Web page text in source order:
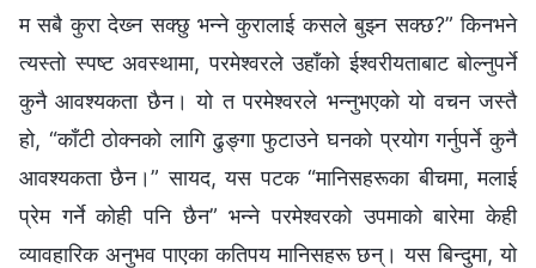
म सबै कुरा देख्‍न सक्छु भन्‍ने कुरालाई कसले बुझ्‍न सक्छ?” किनभने
त्यस्तो स्पष्ट अवस्थामा, परमेश्‍वरले उहाँको ईश्‍वरीयताबाट बोल्‍नुपर्ने
कुनै आवश्यकता छैन। यो त परमेश्‍वरले भन्‍नुभएको यो वचन जस्तै
हो, “काँटी ठोक्‍नको लागि ढुङ्गा फुटाउने घनको प्रयोग गर्नुपर्ने कुनै
आवश्यकता छैन।” सायद, यस पटक “मानिसहरूका बीचमा, मलाई
प्रेम गर्ने कोही पनि छैन” भन्‍ने परमेश्‍वरको उपमाको बारेमा केही
व्यावहारिक अनुभव पाएका कतिपय मानिसहरू छन्। यस बिन्दुमा, यो